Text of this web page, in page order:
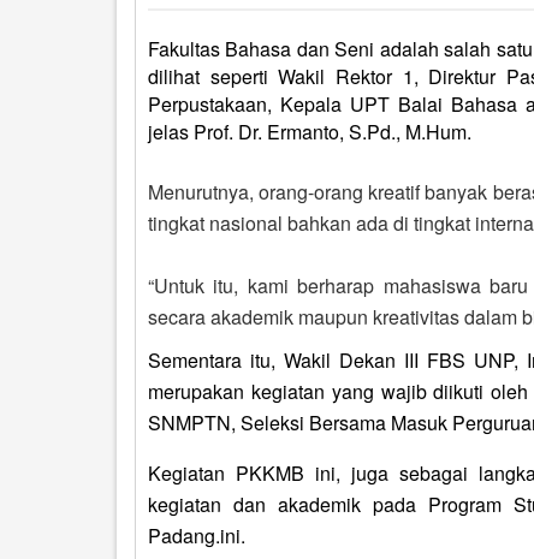
Fakultas Bahasa dan Seni adalah salah
dilihat seperti Wakil Rektor 1, Direktur
Perpustakaan, Kepala UPT Balai Bahasa
jelas Prof. Dr. Ermanto, S.Pd., M.Hum.
Menurutnya, orang-orang kreatif banyak
tingkat nasional bahkan ada di tingkat
“Untuk itu, kami berharap mahasiswa
secara akademik maupun kreativitas dalam
Sementara itu, Wakil Dekan III FBS UNP,
merupakan kegiatan yang wajib diikuti
SNMPTN, Seleksi Bersama Masuk
Kegiatan PKKMB ini, juga sebagai
kegiatan dan akademik pada Program
Padang.ini.